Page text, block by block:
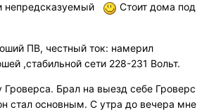
непредсказуемый
Стоит дома под
ПВ, честный ток: намерил
,стабильной сети 228-231 Вольт.
Гроверса. Брал на выезд себе Гроверс
стал основным. С утра до вечера мне